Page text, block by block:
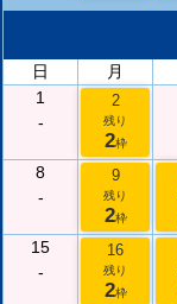
日
月
1
-
2
残り
2枠
8
-
9
残り
2枠
15
-
16
残り
2枠